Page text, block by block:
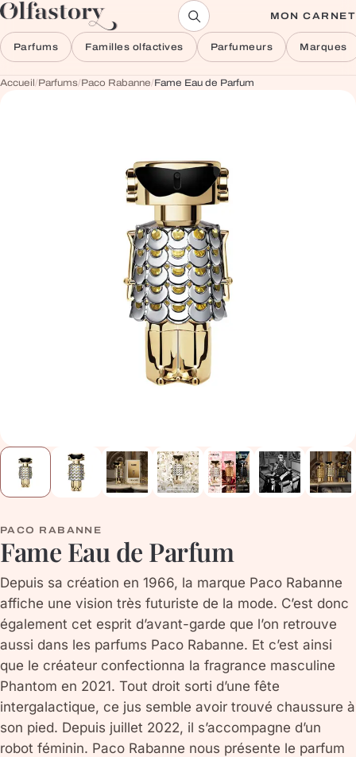
Aller au contenu MON CARNET
Parfums Familles olfactives Parfumeurs Marques
Accueil/Parfums/Paco Rabanne/Fame Eau de Parfum
PACO RABANNE
Fame Eau de Parfum
Depuis sa création en 1966, la marque Paco Rabanne
affiche une vision très futuriste de la mode. C’est donc
également cet esprit d’avant-garde que l’on retrouve
aussi dans les parfums Paco Rabanne. Et c’est ainsi
que le créateur confectionna la fragrance masculine
Phantom en 2021. Tout droit sorti d’une fête
intergalactique, ce jus semble avoir trouvé chaussure à
son pied. Depuis juillet 2022, il s’accompagne d’un
robot féminin. Paco Rabanne nous présente le parfum